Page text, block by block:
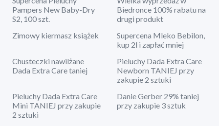
Pampers New Baby-Dry
S2, 100 szt.
Biedronce 100% rabatu na
drugi produkt
Zimowy kiermasz książek
Supercena Mleko Bebilon,
kup 2l i zapłać mniej
Chusteczki nawilżane
Dada Extra Care taniej
Pieluchy Dada Extra Care
Newborn TANIEJ przy
zakupie 2 sztuki
Pieluchy Dada Extra Care
Mini TANIEJ przy zakupie
2 sztuki
Danie Gerber 29% taniej
przy zakupie 3 sztuk